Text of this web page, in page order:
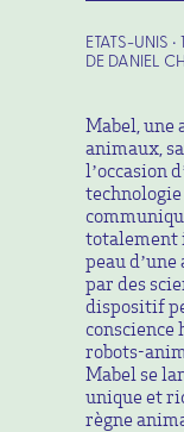
ETATS-UNIS •
DE DANIEL
Mabel, une
animaux,
l’occasion
totalement
peau
par des
dispositif
conscience
robots-
Mabel se
unique et
règne